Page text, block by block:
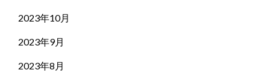
2023年10月
2023年9月
2023年8月